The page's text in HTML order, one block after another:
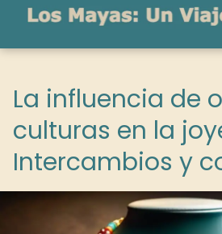
La influencia de
culturas en la
Intercambios y